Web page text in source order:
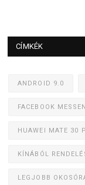
CÍMKÉK
ANDROID 9.0
FACEBOOK
HUAWEI MATE 30
KÍNÁBÓL
LEGJOBB